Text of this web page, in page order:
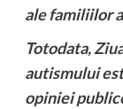
ale familiilor
Totodata,
autismului
opiniei